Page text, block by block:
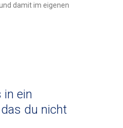
damit im eigenen
in ein
du nicht